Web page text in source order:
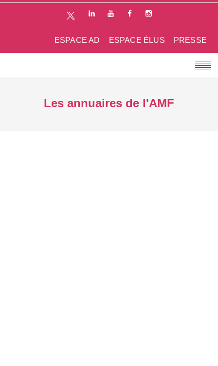
PRESSE
ESPACE ÉLUS
ESPACE AD
Les annuaires de l'AMF